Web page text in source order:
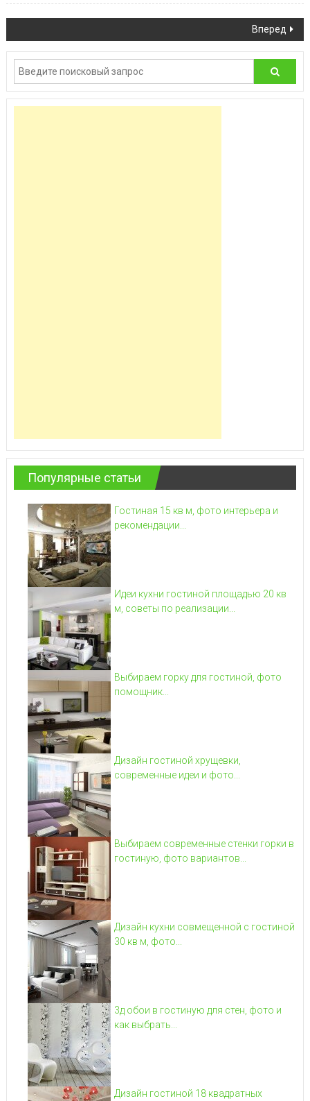
Вперед
Популярные статьи
Гостиная 15 кв м, фото интерьера и
рекомендации...
Идеи кухни гостиной площадью 20 кв
м, советы по реализации...
Выбираем горку для гостиной, фото
помощник...
Дизайн гостиной хрущевки,
современные идеи и фото...
Выбираем современные стенки горки в
гостиную, фото вариантов...
Дизайн кухни совмещенной с гостиной
30 кв м, фото...
3д обои в гостиную для стен, фото и
как выбрать...
Дизайн гостиной 18 квадратных